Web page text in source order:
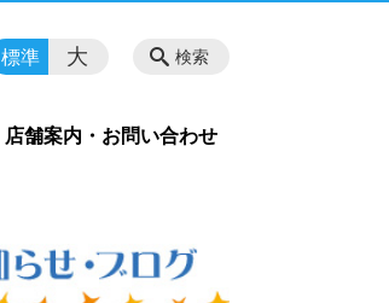
店舗案内・お問い合わせ
検索
標準 大